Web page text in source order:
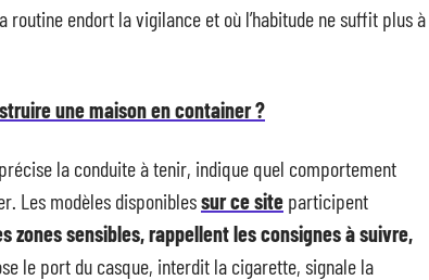
endort la vigilance et où l’habitude ne suffit plus à
une maison en container ?
la conduite à tenir, indique quel comportement
Les modèles disponiblessur ce site participent
zones sensibles, rappellent les consignes à suivre,
le port du casque, interdit la cigarette, signale la